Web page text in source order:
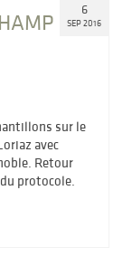
6
SEP 2016
sur le
avec
Retour
protocole.